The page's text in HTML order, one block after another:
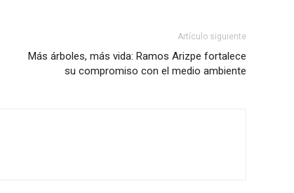
Artículo siguiente
Más árboles, más vida: Ramos Arizpe fortalece
su compromiso con el medio ambiente